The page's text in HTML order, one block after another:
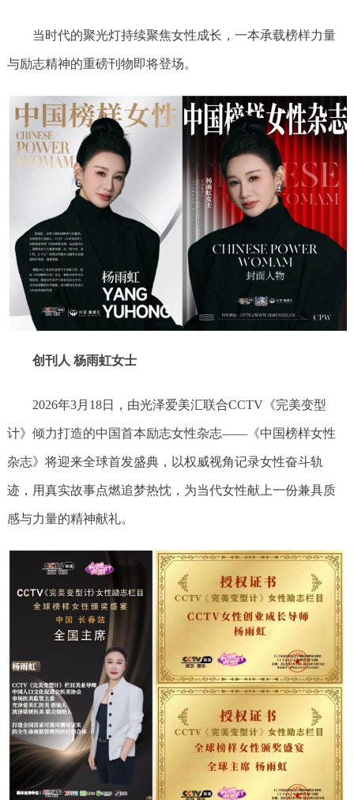
当时代的聚光灯持续聚焦女性成长，一本承载榜样力量
与励志精神的重磅刊物即将登场。
创刊人 杨雨虹女士
2026年3月18日，由光泽爱美汇联合CCTV《完美变型
计》倾力打造的中国首本励志女性杂志——《中国榜样女性
杂志》将迎来全球首发盛典，以权威视角记录女性奋斗轨
迹，用真实故事点燃追梦热忱，为当代女性献上一份兼具质
感与力量的精神献礼。